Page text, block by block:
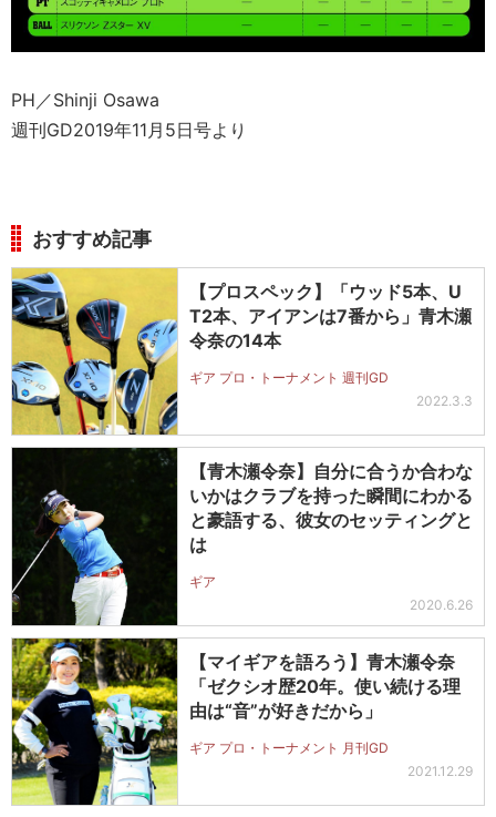
PH／Shinji Osawa
週刊GD2019年11月5日号より
おすすめ記事
【プロスペック】「ウッド5本、U
T2本、アイアンは7番から」青木瀬
令奈の14本
ギア プロ・トーナメント 週刊GD
2022.3.3
【青木瀬令奈】自分に合うか合わな
いかはクラブを持った瞬間にわかる
と豪語する、彼女のセッティングと
は
ギア
2020.6.26
【マイギアを語ろう】青木瀬令奈
「ゼクシオ歴20年。使い続ける理
由は“音”が好きだから」
ギア プロ・トーナメント 月刊GD
2021.12.29